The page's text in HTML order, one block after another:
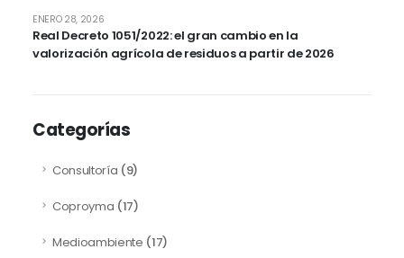
Real Decreto 1051/2022: el gran cambio en la
valorización agrícola de residuos a partir de 2026
ENERO 28, 2026
Categorías
Consultoría (9)
Coproyma (17)
Medioambiente (17)